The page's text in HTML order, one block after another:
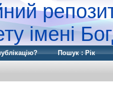
імені
Пошук : Рік